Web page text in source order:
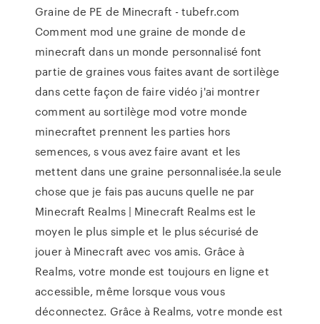
Graine de PE de Minecraft - tubefr.com
Comment mod une graine de monde de
minecraft dans un monde personnalisé font
partie de graines vous faites avant de sortilège
dans cette façon de faire vidéo j'ai montrer
comment au sortilège mod votre monde
minecraftet prennent les parties hors
semences, s vous avez faire avant et les
mettent dans une graine personnalisée.la seule
chose que je fais pas aucuns quelle ne par
Minecraft Realms | Minecraft Realms est le
moyen le plus simple et le plus sécurisé de
jouer à Minecraft avec vos amis. Grâce à
Realms, votre monde est toujours en ligne et
accessible, même lorsque vous vous
déconnectez. Grâce à Realms, votre monde est